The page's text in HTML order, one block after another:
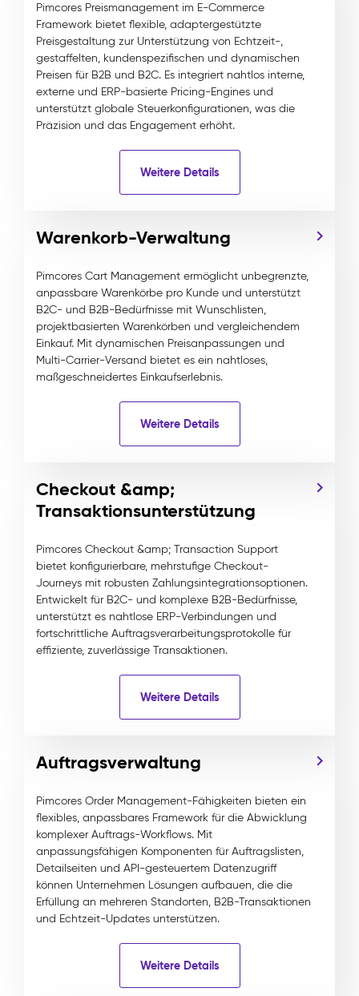
Pimcores Preismanagement im E-Commerce
Framework bietet flexible, adaptergestützte
Preisgestaltung zur Unterstützung von Echtzeit-,
gestaffelten, kundenspezifischen und dynamischen
Preisen für B2B und B2C. Es integriert nahtlos interne,
externe und ERP-basierte Pricing-Engines und
unterstützt globale Steuerkonfigurationen, was die
Präzision und das Engagement erhöht.
Weitere Details
Warenkorb-Verwaltung
Pimcores Cart Management ermöglicht unbegrenzte,
anpassbare Warenkörbe pro Kunde und unterstützt
B2C- und B2B-Bedürfnisse mit Wunschlisten,
projektbasierten Warenkörben und vergleichendem
Einkauf. Mit dynamischen Preisanpassungen und
Multi-Carrier-Versand bietet es ein nahtloses,
maßgeschneidertes Einkaufserlebnis.
Weitere Details
Checkout &amp;
Transaktionsunterstützung
Pimcores Checkout &amp; Transaction Support
bietet konfigurierbare, mehrstufige Checkout-
Journeys mit robusten Zahlungsintegrationsoptionen.
Entwickelt für B2C- und komplexe B2B-Bedürfnisse,
unterstützt es nahtlose ERP-Verbindungen und
fortschrittliche Auftragsverarbeitungsprotokolle für
effiziente, zuverlässige Transaktionen.
Weitere Details
Auftragsverwaltung
Pimcores Order Management-Fähigkeiten bieten ein
flexibles, anpassbares Framework für die Abwicklung
komplexer Auftrags-Workflows. Mit
anpassungsfähigen Komponenten für Auftragslisten,
Detailseiten und API-gesteuertem Datenzugriff
können Unternehmen Lösungen aufbauen, die die
Erfüllung an mehreren Standorten, B2B-Transaktionen
und Echtzeit-Updates unterstützen.
Weitere Details